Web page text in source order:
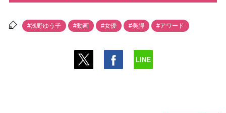
#浅野ゆう子 #動画 #女優 #美脚 #アワード